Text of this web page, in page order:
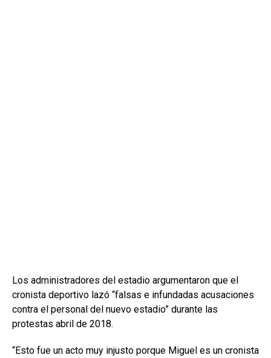
Los administradores del estadio argumentaron que el
cronista deportivo lazó “falsas e infundadas acusaciones
contra el personal del nuevo estadio” durante las
protestas abril de 2018.
“Esto fue un acto muy injusto porque Miguel es un cronista